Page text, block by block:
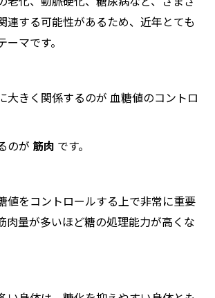
連する可能性があるため、近年とても
マです。
大きく関係するのが 血糖値のコントロ
のが 筋肉 です。
値をコントロールする上で非常に重要
肉量が多いほど糖の処理能力が高くな